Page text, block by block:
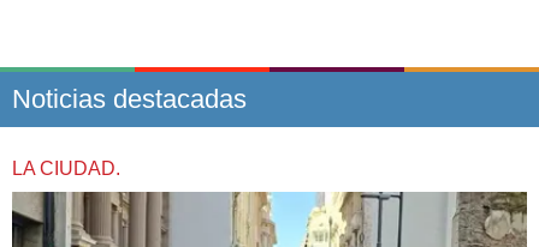
Noticias destacadas
LA CIUDAD.